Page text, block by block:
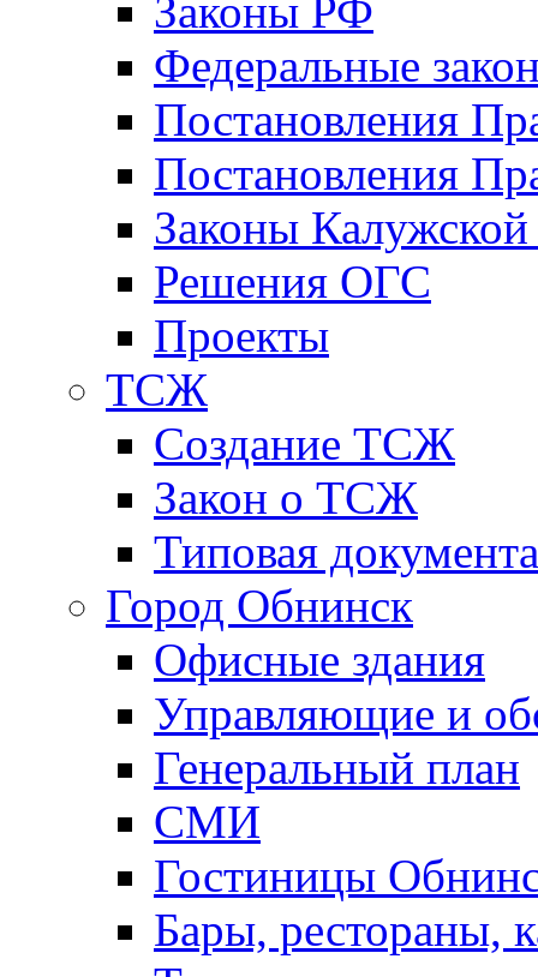
Законы РФ
Федеральные
Постановления
Постановления
Законы Калужской
Решения ОГС
Проекты
ТСЖ
Создание ТСЖ
Закон о ТСЖ
Типовая
Город Обнинск
Офисные здания
Управляющие и
Генеральный план
СМИ
Гостиницы
Бары, рестораны,